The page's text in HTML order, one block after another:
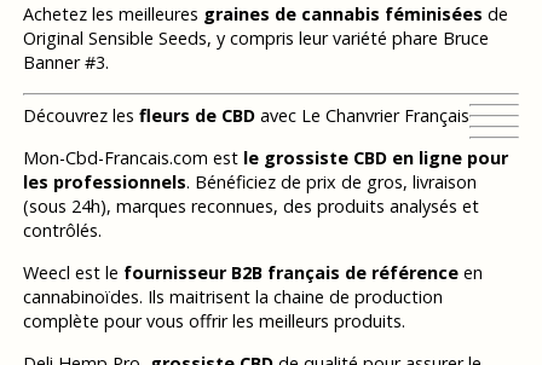
Achetez les meilleures graines de cannabis féminisées de
Original Sensible Seeds, y compris leur variété phare Bruce
Banner #3.
Découvrez les fleurs de CBDavec Le Chanvrier Français
Mon-Cbd-Francais.com est le grossiste CBD en ligne pour
les professionnels. Bénéficiez de prix de gros, livraison
(sous 24h), marques reconnues, des produits analysés et
contrôlés.
Weecl est le fournisseur B2B français de référenceen
cannabinoïdes. Ils maitrisent la chaine de production
complète pour vous offrir les meilleurs produits.